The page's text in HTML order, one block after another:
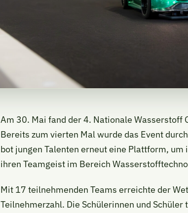
Am 30. Mai fand der 4. Nationale
Bereits zum vierten Mal wurde das Event
bot jungen Talenten erneut eine Plattform,
ihren Teamgeist im Bereich
Mit 17 teilnehmenden Teams erreichte der
Teilnehmerzahl. Die Schülerinnen und